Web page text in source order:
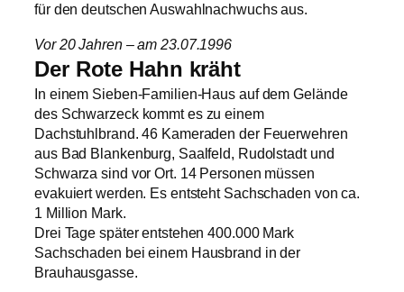
für den deutschen Auswahlnachwuchs aus.
Vor 20 Jahren – am 23.07.1996
Der Rote Hahn kräht
In einem Sieben-Familien-Haus auf dem Gelände
des Schwarzeck kommt es zu einem
Dachstuhlbrand. 46 Kameraden der Feuerwehren
aus Bad Blankenburg, Saalfeld, Rudolstadt und
Schwarza sind vor Ort. 14 Personen müssen
evakuiert werden. Es entsteht Sachschaden von ca.
1 Million Mark.
Drei Tage später entstehen 400.000 Mark
Sachschaden bei einem Hausbrand in der
Brauhausgasse.